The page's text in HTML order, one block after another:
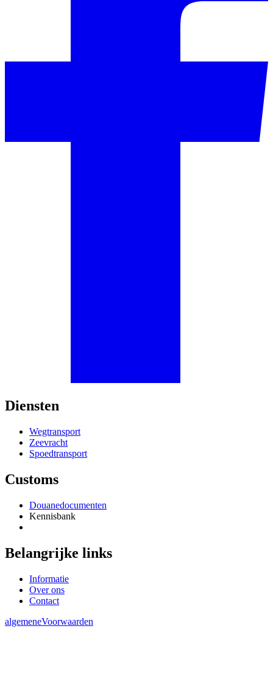
Diensten
Wegtransport
Zeevracht
Spoedtransport
Customs
Douanedocumenten
Kennisbank
Belangrijke links
Informatie
Over ons
Contact
algemeneVoorwaarden